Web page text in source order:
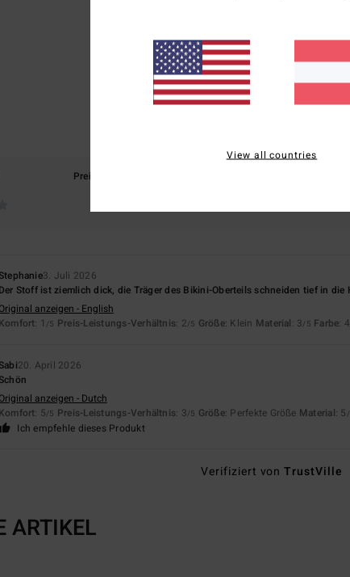
4.0 /5
Preis-Leistungs-Verhältnis
Stephanie3. Juli 2026
Der Stoff ist ziemlich dick, die Träger des Bikini-Oberteils schneiden tief in die
Original anzeigen - English
Komfort: 1 /5 Preis-Leistungs-Verhältnis: 2/5 Größe: Klein Material: 3/5 Farbe: 4
Sabi20. April 2026
Schön
Original anzeigen - Dutch
Komfort: 5/5 Preis-Leistungs-Verhältnis: 3/5 Größe: Perfekte Größe Material: 5
Ich empfehle dieses Produkt
Verifiziert vonTrustVille
ARTIKEL
View all countries